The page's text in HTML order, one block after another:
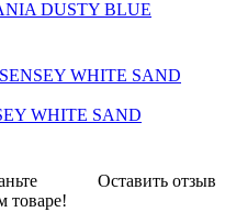
DUSTY BLUE
WHITE SAND
Оставить отзыв
товаре!